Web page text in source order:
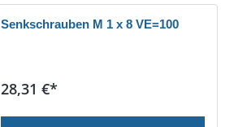
Senkschrauben M 1 x 8 VE=100
Regulärer Preis:
28,31 €*